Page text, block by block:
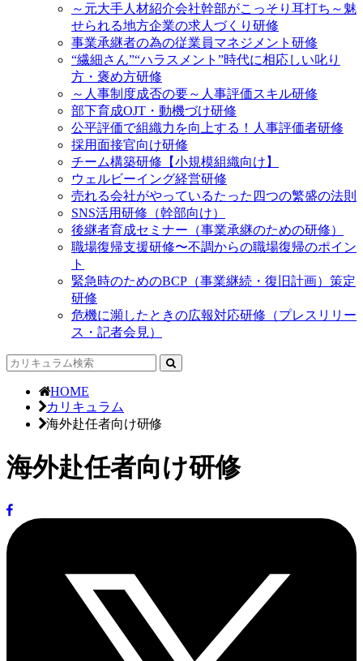
～元大手人材紹介会社幹部がこっそり耳打ち～魅
せられる地方企業の求人づくり研修
事業承継者の為の従業員マネジメント研修
“繊細さん”“ハラスメント”時代に相応しい叱り
方・褒め方研修
～人事制度成否の要～人事評価スキル研修
部下育成OJT・動機づけ研修
公平評価で組織力を向上する！人事評価者研修
採用面接官向け研修
チーム構築研修【小規模組織向け】
ウェルビーイング経営研修
売れる会社がやっているたった四つの繁盛の法則
SNS活用研修（幹部向け）
後継者育成セミナー（事業承継のための研修）
職場復帰支援研修〜不調からの職場復帰のポイン
ト
緊急時のためのBCP（事業継続・復旧計画）策定
研修
危機に瀕したときの広報対応研修（プレスリリー
ス・記者会見）
HOME
カリキュラム
海外赴任者向け研修
海外赴任者向け研修